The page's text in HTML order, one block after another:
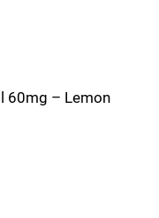
60mg – Lemon